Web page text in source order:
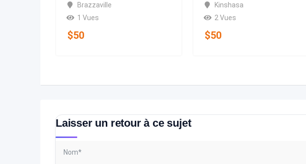
Brazzaville
1 Vues
$50
Kinshasa
2 Vues
$50
Laisser un retour à ce sujet